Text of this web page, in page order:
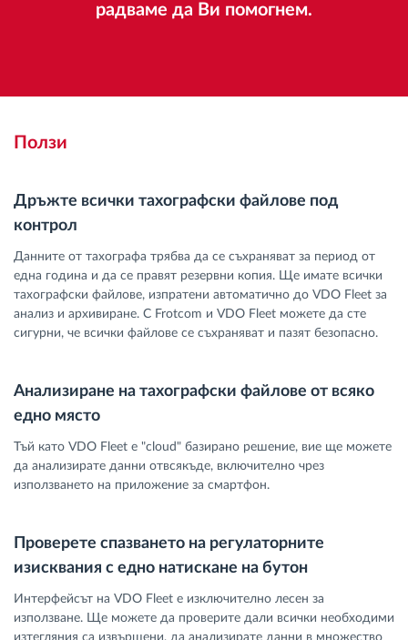
радваме да Ви помогнем.
Ползи
Дръжте всички тахографски файлове под
контрол
Данните от тахографа трябва да се съхраняват за период от
една година и да се правят резервни копия. Ще имате всички
тахографски файлове, изпратени автоматично до VDO Fleet за
анализ и архивиране. С Frotcom и VDO Fleet можете да сте
сигурни, че всички файлове се съхраняват и пазят безопасно.
Анализиране на тахографски файлове от всяко
едно място
Тъй като VDO Fleet е "cloud" базирано решение, вие ще можете
да анализирате данни отвсякъде, включително чрез
използването на приложение за смартфон.
Проверете спазването на регулаторните
изисквания с едно натискане на бутон
Интерфейсът на VDO Fleet е изключително лесен за
използване. Ще можете да проверите дали всички необходими
изтегляния са извършени, да анализирате данни в множество